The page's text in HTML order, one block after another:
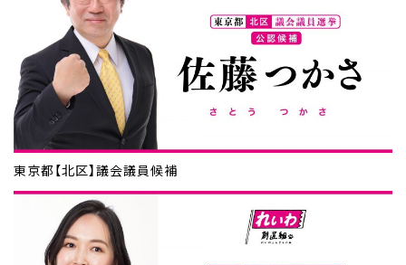
東京都【北区】議会議員候補